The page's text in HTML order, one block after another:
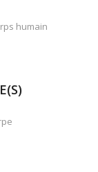
humain